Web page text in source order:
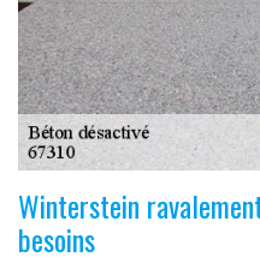
Winterstein
besoins